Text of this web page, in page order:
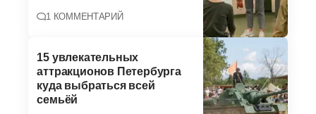
1 КОММЕНТАРИЙ
15 увлекательных
аттракционов Петербурга
куда выбраться всей
семьёй